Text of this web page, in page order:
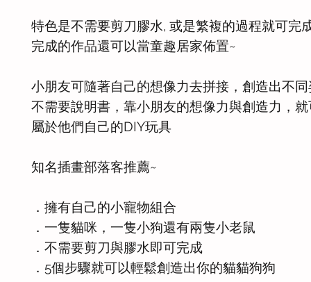
特色是不需要剪刀膠水, 或是繁複的過程就可完
完成的作品還可以當童趣居家佈置~
小朋友可隨著自己的想像力去拼接，創造出不
不需要說明書，靠小朋友的想像力與創造力，
屬於他們自己的DIY玩具
知名插畫部落客推薦~
．擁有自己的小寵物組合
．一隻貓咪，一隻小狗還有兩隻小老鼠
．不需要剪刀與膠水即可完成
．5個步驟就可以輕鬆創造出你的貓貓狗狗